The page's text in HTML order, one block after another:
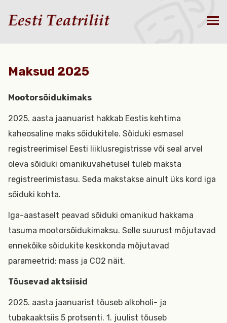
Maksud 2025
Mootorsõidukimaks
2025. aasta jaanuarist hakkab Eestis kehtima
kaheosaline maks sõidukitele. Sõiduki esmasel
registreerimisel Eesti liiklusregistrisse või seal arvel
oleva sõiduki omanikuvahetusel tuleb maksta
registreerimistasu. Seda makstakse ainult üks kord iga
sõiduki kohta.
Iga-aastaselt peavad sõiduki omanikud hakkama
tasuma mootorsõidukimaksu. Selle suurust mõjutavad
ennekõike sõidukite keskkonda mõjutavad
parameetrid: mass ja CO2 näit.
Tõusevad aktsiisid
2025. aasta jaanuarist tõuseb alkoholi- ja
tubakaaktsiis 5 protsenti. 1. juulist tõuseb